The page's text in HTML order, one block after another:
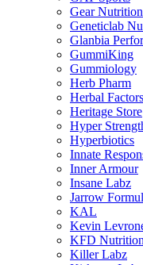
Gear Nutrition
Geneticlab
Glanbia
GummiKing
Gummiology
Herb Pharm
Herbal Factors
Heritage Store
Hyper
Hyperbiotics
Innate
Inner Armour
Insane Labz
Jarrow
KAL
Kevin
KFD Nutrition
Killer Labz